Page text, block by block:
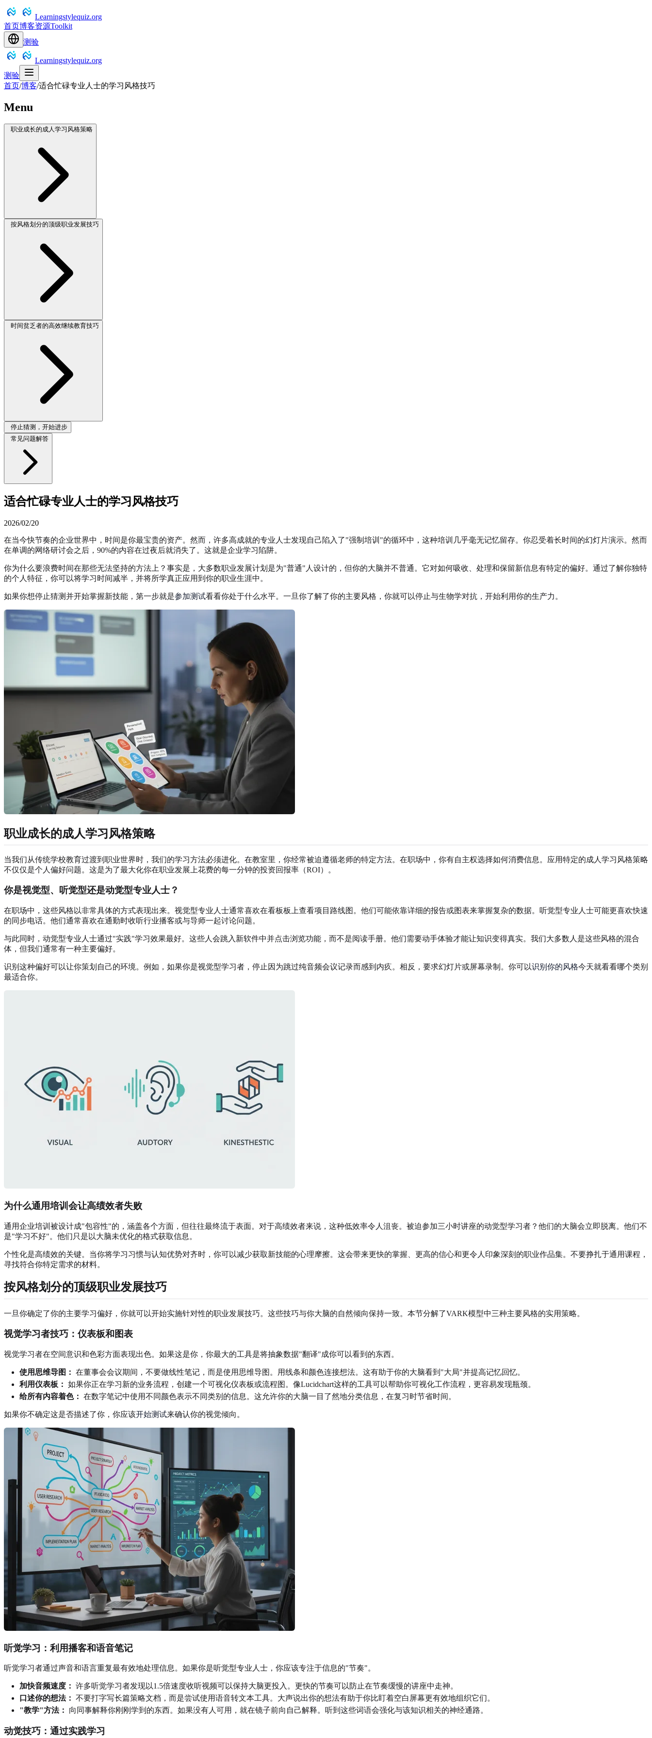
Learningstylequiz.org
首页博客资源Toolkit
测验
Learningstylequiz.org
测验
首页/博客/适合忙碌专业人士的学习风格技巧
Menu
职业成长的成人学习风格策略
按风格划分的顶级职业发展技巧
时间贫乏者的高效继续教育技巧
停止猜测，开始进步
常见问题解答
适合忙碌专业人士的学习风格技巧
2026/02/20
在当今快节奏的企业世界中，时间是你最宝贵的资产。然而，许多高成就的专业人士发现自己陷入了"强制培训"的循环中，这种培训几乎毫无记忆留存。你忍受着长时间的幻灯片演示。然而
在单调的网络研讨会之后，90%的内容在过夜后就消失了。这就是企业学习陷阱。
你为什么要浪费时间在那些无法坚持的方法上？事实是，大多数职业发展计划是为"普通"人设计的，但你的大脑并不普通。它对如何吸收、处理和保留新信息有特定的偏好。通过了解你独特
的个人特征，你可以将学习时间减半，并将所学真正应用到你的职业生涯中。
如果你想停止猜测并开始掌握新技能，第一步就是参加测试看看你处于什么水平。一旦你了解了你的主要风格，你就可以停止与生物学对抗，开始利用你的生产力。
职业成长的成人学习风格策略
当我们从传统学校教育过渡到职业世界时，我们的学习方法必须进化。在教室里，你经常被迫遵循老师的特定方法。在职场中，你有自主权选择如何消费信息。应用特定的成人学习风格策略
不仅仅是个人偏好问题。这是为了最大化你在职业发展上花费的每一分钟的投资回报率（ROI）。
你是视觉型、听觉型还是动觉型专业人士？
在职场中，这些风格以非常具体的方式表现出来。视觉型专业人士通常喜欢在看板板上查看项目路线图。他们可能依靠详细的报告或图表来掌握复杂的数据。听觉型专业人士可能更喜欢快速
的同步电话。他们通常喜欢在通勤时收听行业播客或与导师一起讨论问题。
与此同时，动觉型专业人士通过"实践"学习效果最好。这些人会跳入新软件中并点击浏览功能，而不是阅读手册。他们需要动手体验才能让知识变得真实。我们大多数人是这些风格的混合
体，但我们通常有一种主要偏好。
识别这种偏好可以让你策划自己的环境。例如，如果你是视觉型学习者，停止因为跳过纯音频会议记录而感到内疚。相反，要求幻灯片或屏幕录制。你可以识别你的风格今天就看看哪个类别
最适合你。
为什么通用培训会让高绩效者失败
通用企业培训被设计成"包容性"的，涵盖各个方面，但往往最终流于表面。对于高绩效者来说，这种低效率令人沮丧。被迫参加三小时讲座的动觉型学习者？他们的大脑会立即脱离。他们不
是"学习不好"。他们只是以大脑未优化的格式获取信息。
个性化是高绩效的关键。当你将学习习惯与认知优势对齐时，你可以减少获取新技能的心理摩擦。这会带来更快的掌握、更高的信心和更令人印象深刻的职业作品集。不要挣扎于通用课程，
寻找符合你特定需求的材料。
按风格划分的顶级职业发展技巧
一旦你确定了你的主要学习偏好，你就可以开始实施针对性的职业发展技巧。这些技巧与你大脑的自然倾向保持一致。本节分解了VARK模型中三种主要风格的实用策略。
视觉学习者技巧：仪表板和图表
视觉学习者在空间意识和色彩方面表现出色。如果这是你，你最大的工具是将抽象数据"翻译"成你可以看到的东西。
使用思维导图： 在董事会会议期间，不要做线性笔记，而是使用思维导图。用线条和颜色连接想法。这有助于你的大脑看到"大局"并提高记忆回忆。
利用仪表板： 如果你正在学习新的业务流程，创建一个可视化仪表板或流程图。像Lucidchart这样的工具可以帮助你可视化工作流程，更容易发现瓶颈。
给所有内容着色： 在数字笔记中使用不同颜色表示不同类别的信息。这允许你的大脑一目了然地分类信息，在复习时节省时间。
如果你不确定这是否描述了你，你应该开始测试来确认你的视觉倾向。
听觉学习：利用播客和语音笔记
听觉学习者通过声音和语言重复最有效地处理信息。如果你是听觉型专业人士，你应该专注于信息的"节奏"。
加快音频速度： 许多听觉学习者发现以1.5倍速度收听视频可以保持大脑更投入。更快的节奏可以防止在节奏缓慢的讲座中走神。
口述你的想法： 不要打字写长篇策略文档，而是尝试使用语音转文本工具。大声说出你的想法有助于你比盯着空白屏幕更有效地组织它们。
"教学"方法：
向同事解释你刚刚学到的东西。如果没有人可用，就在镜子前向自己解释。听到这些词语会强化与该知识相关的神经通路。
动觉技巧：通过实践学习